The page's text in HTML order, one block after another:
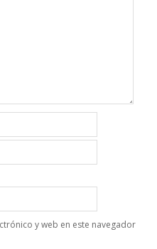
y web en este navegador